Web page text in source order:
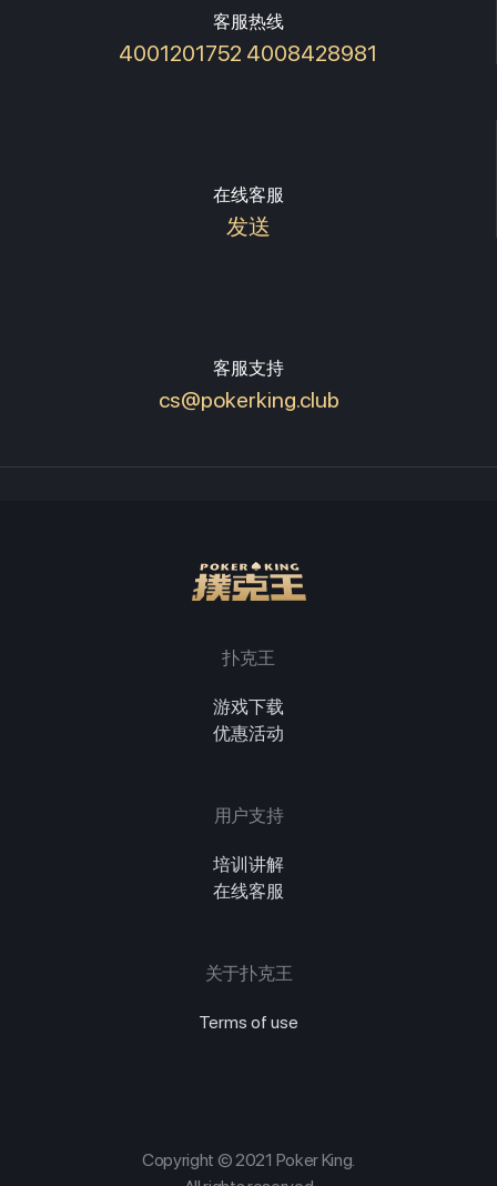
客服热线
4001201752 4008428981
在线客服
发送
客服支持
cs@pokerking.club
扑克王
游戏下载
优惠活动
用户支持
培训讲解
在线客服
关于扑克王
Terms of use
Copyright © 2021 Poker King.